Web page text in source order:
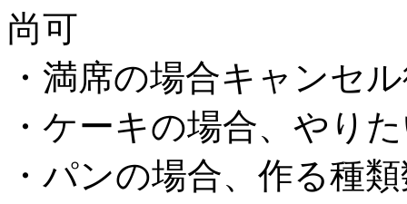
尚可
・満席の場合キャンセ
・ケーキの場合、やり
・パンの場合、作る種